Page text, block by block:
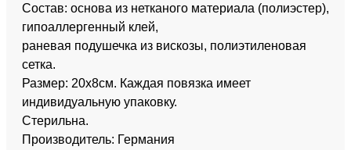
Состав: основа из нетканого материала (полиэстер),
гипоаллергенный клей,
раневая подушечка из вискозы, полиэтиленовая
сетка.
Размер: 20x8см. Каждая повязка имеет
индивидуальную упаковку.
Стерильна.
Производитель: Германия